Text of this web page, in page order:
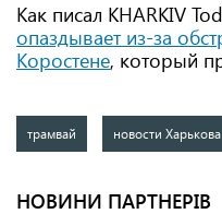
Как писал KHARKIV
опаздывает из-за
Коростене, который
трамвай новости Харькова